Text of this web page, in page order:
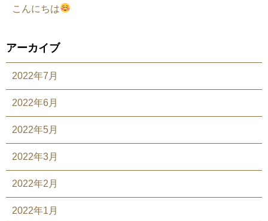
こんにちは
アーカイブ
2022年7月
2022年6月
2022年5月
2022年3月
2022年2月
2022年1月